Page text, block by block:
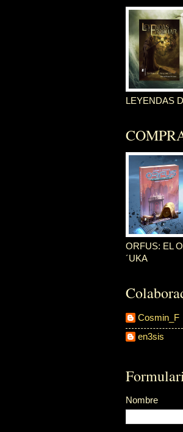
LEYENDAS
ORFUS: EL
´UKA
Cosmin_F
en3sis
Nombre